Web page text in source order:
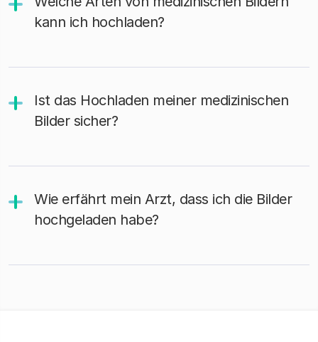
kann ich hochladen?
Ist das Hochladen meiner medizinischen
Bilder sicher?
Wie erfährt mein Arzt, dass ich die Bilder
hochgeladen habe?